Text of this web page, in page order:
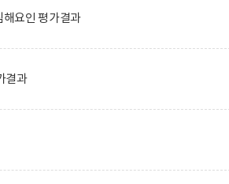
해요인 평가결과
결과